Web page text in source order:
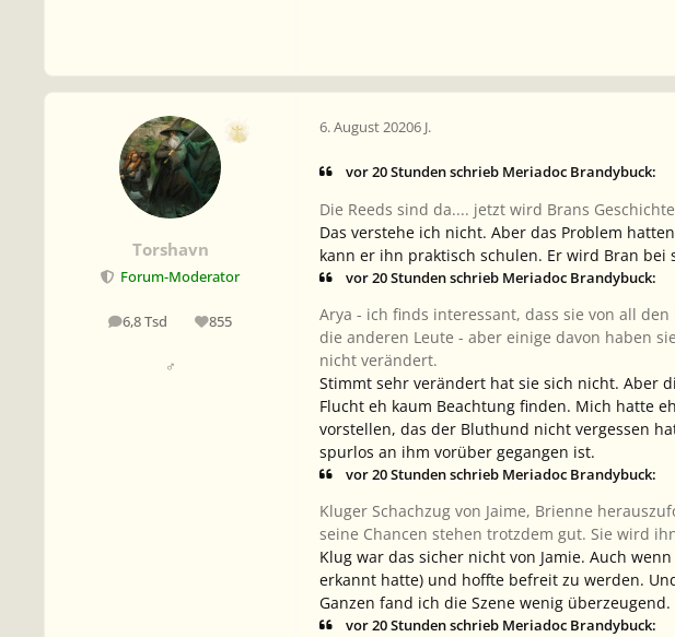
Torshavn
Forum-Moderator
6,8 Tsd
Beiträge 855
Reputation
♂
6. August 20206 J.
vor 20 Stunden schrieb Meriadoc Brandybuck:
Die Reeds sind da.... jetzt wird Brans
Das verstehe ich nicht. Aber das Problem
kann er ihn praktisch schulen. Er wird Bran bei
vor 20 Stunden schrieb Meriadoc Brandybuck:
Arya - ich finds interessant, dass sie von all
die anderen Leute - aber einige davon haben
nicht verändert.
Stimmt sehr verändert hat sie sich nicht. Aber
Flucht eh kaum Beachtung finden. Mich hatte
vorstellen, das der Bluthund nicht vergessen
spurlos an ihm vorüber gegangen ist.
vor 20 Stunden schrieb Meriadoc Brandybuck:
Kluger Schachzug von Jaime, Brienne
seine Chancen stehen trotzdem gut. Sie wird
Klug war das sicher nicht von Jamie. Auch
erkannt hatte) und hoffte befreit zu werden.
Ganzen fand ich die Szene wenig überzeugend.
vor 20 Stunden schrieb Meriadoc Brandybuck: